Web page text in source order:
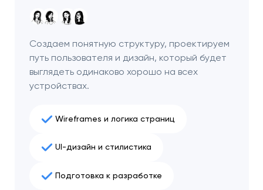
Создаем понятную структуру, проектируем
путь пользователя и дизайн, который будет
выглядеть одинаково хорошо на всех
устройствах.
Wireframes и логика страниц
UI-дизайн и стилистика
Подготовка к разработке
Закрыть